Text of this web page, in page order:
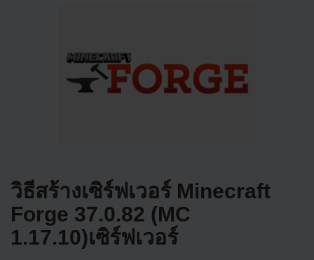
วิธีสร้างเซิร์ฟเวอร์ Minecraft
Forge 37.0.82 (MC
1.17.10)เซิร์ฟเวอร์